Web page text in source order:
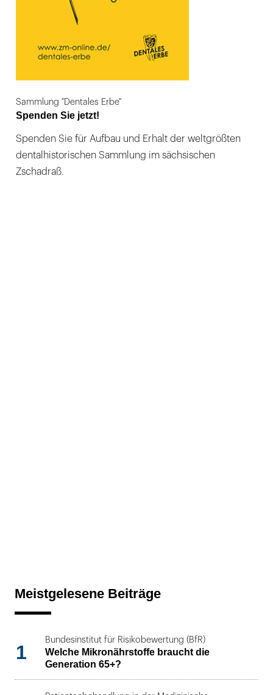
Sammlung "Dentales Erbe"
Spenden Sie jetzt!
Spenden Sie für Aufbau und Erhalt der weltgrößten
dentalhistorischen Sammlung im sächsischen
Zschadraß.
Meistgelesene Beiträge
1
Bundesinstitut für Risikobewertung (BfR)
Welche Mikronährstoffe braucht die
Generation 65+?